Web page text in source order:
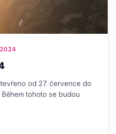
2024
od 27. července do
tohoto se budou